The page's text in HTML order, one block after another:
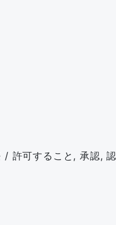
/ 許可すること, 承認,